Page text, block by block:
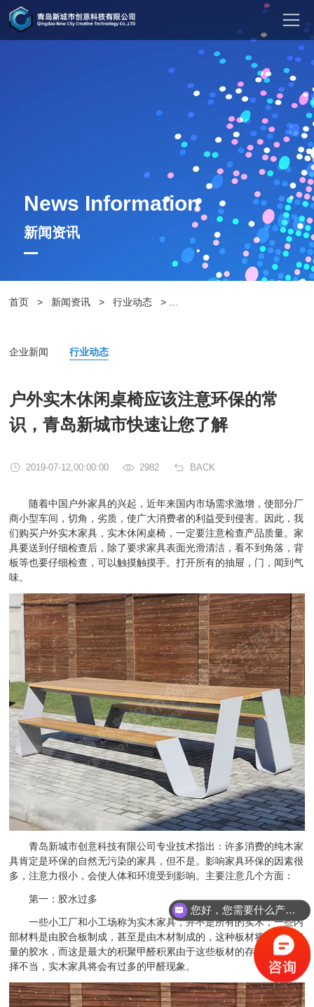
News Information
新闻资讯
首页 > 新闻资讯 > 行业动态 >
企业新闻 行业动态
户外实木休闲桌椅应该注意环保的常
识，青岛新城市快速让您了解
2019-07-12,00:00:00 2982 BACK
随着中国户外家具的兴起，近年来国内市场需求激增，使部分厂
商小型车间，切角，劣质，使广大消费者的利益受到侵害。因此，我
们购买户外实木家具，实木休闲桌椅，一定要注意检查产品质量。家
具要送到仔细检查后，除了要求家具表面光滑清洁，看不到角落，背
板等也要仔细检查，可以触摸触摸手。打开所有的抽屉，门，闻到气
味。
青岛新城市创意科技有限公司专业技术指出：许多消费的纯木家
具肯定是环保的自然无污染的家具，但不是。影响家具环保的因素很
多，注意力很小，会使人体和环境受到影响。主要注意几个方面：
第一：胶水过多
一些小工厂和小工场称为实木家具，并不是所有的实木，一些内
部材料是由胶合板制成，甚至是由木材制成的，这种板材将含有一定
量的胶水，而这是最大的积聚甲醛积累由于这些板材的存在，如果选
择不当，实木家具将会有过多的甲醛现象。
您好，您需要什么产品？